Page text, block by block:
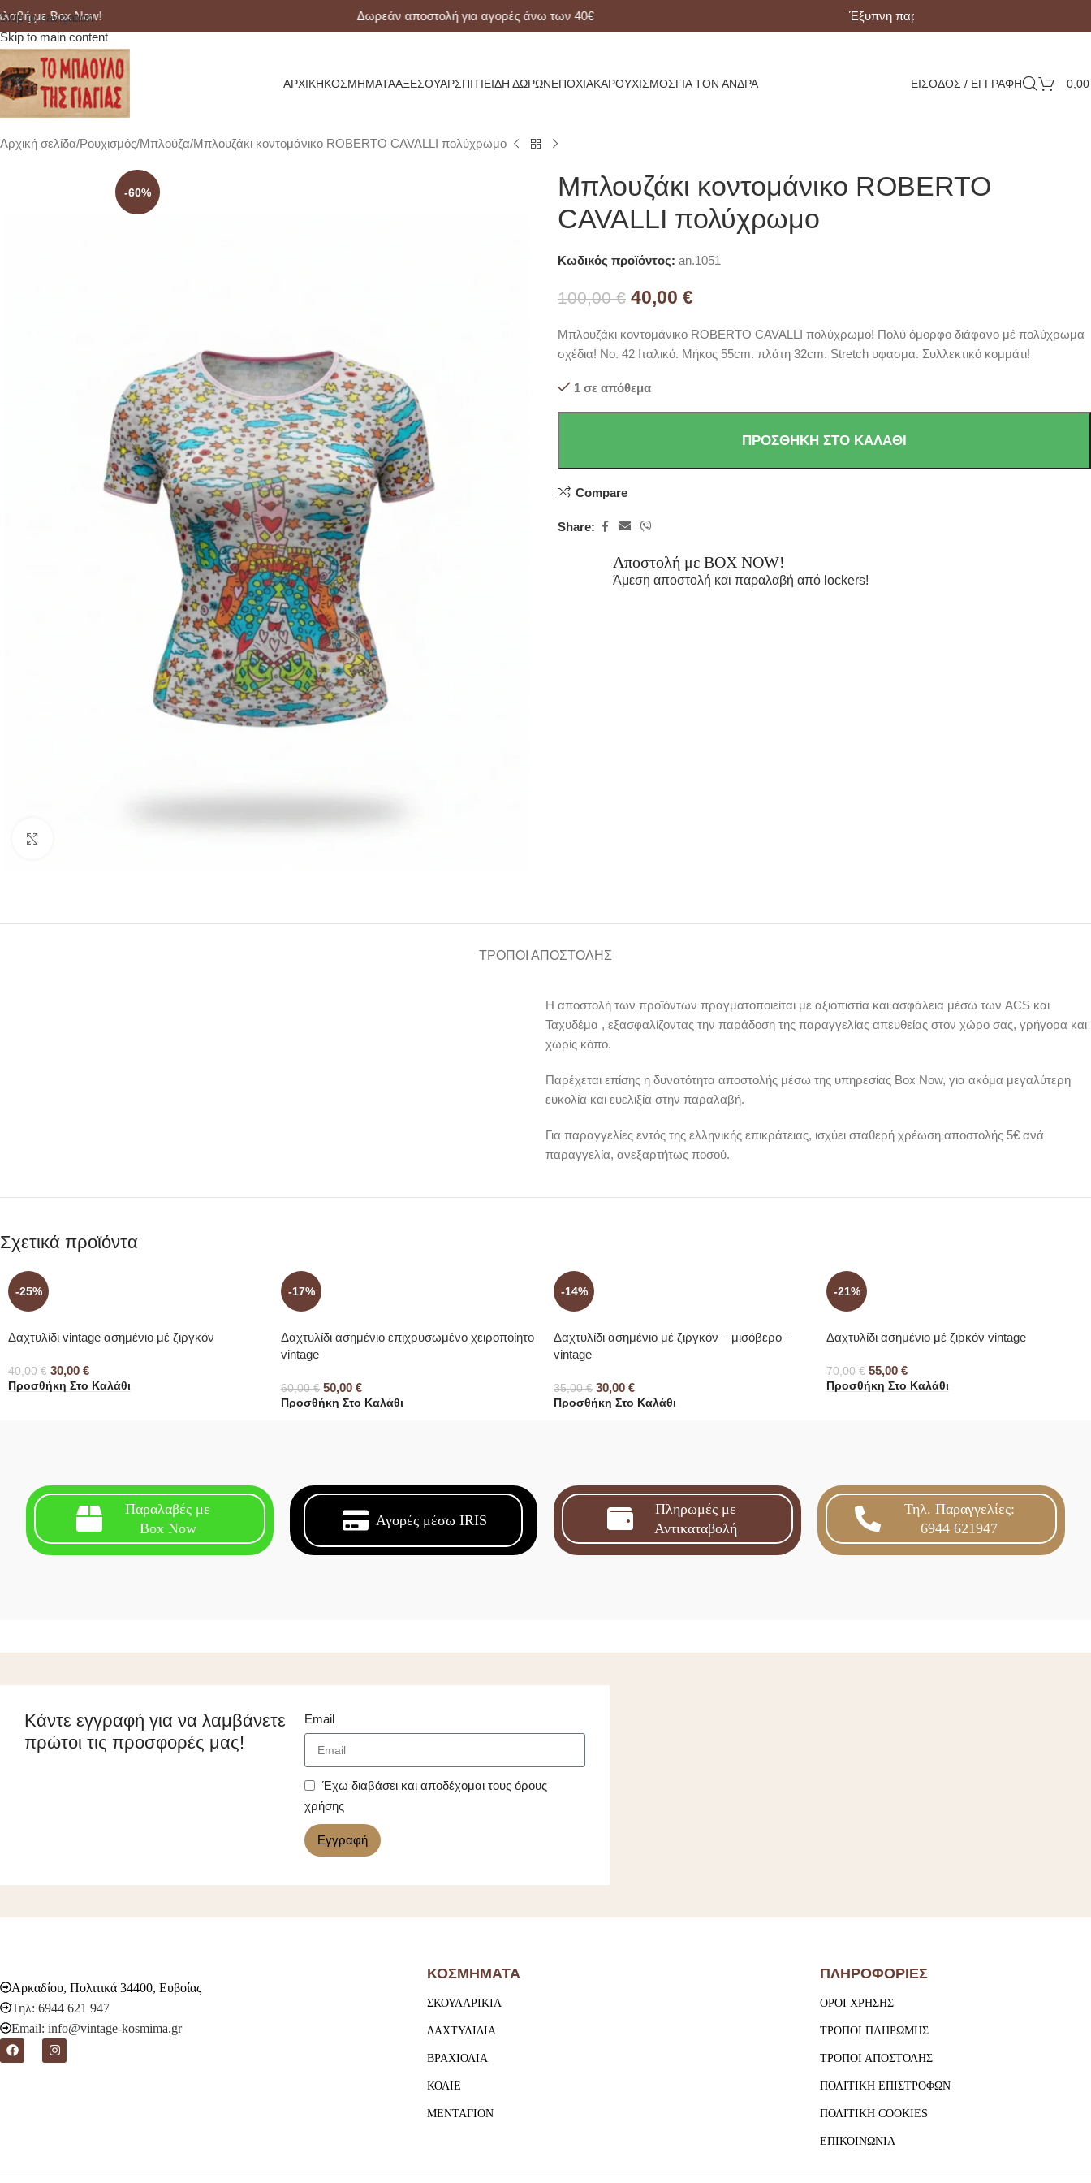
Skip to navigation
Skip to main content
με Box Now! Δωρεάν αποστολή για αγορές άνω των 40€ Έξυπνη παραλαβή με Box Now!
ΑΡΧΙΚΉΚΟΣΜΉΜΑΤΑΑΞΕΣΟΥΆΡΣΠΊΤΙΕΊΔΗ ΔΏΡΩΝΕΠΟΧΙΑΚΆΡΟΥΧΙΣΜΌΣΓΙΑ ΤΟΝ ΆΝΔΡΑ ΕΙΣΟΔΟΣ / ΕΓΓΡΑΦΗ
Αρχική σελίδα Ρουχισμός Μπλούζα Μπλουζάκι κοντομάνικο ROBERTO CAVALLI πολύχρωμο
-60%
Μπλουζάκι κοντομάνικο ROBERTO
CAVALLI πολύχρωμο
Κωδικός προϊόντος: an.1051
100,00€ 40,00 €
Μπλουζάκι κοντομάνικο ROBERTO CAVALLI πολύχρωμο! Πολύ όμορφο διάφανο μέ πολύχρωμα
σχέδια! Νο. 42 Ιταλικό. Μήκος 55cm. πλάτη 32cm. Stretch υφασμα. Συλλεκτικό κομμάτι!
1 σε απόθεμα
ΠΡΟΣΘΉΚΗ ΣΤΟ ΚΑΛΆΘΙ
Compare
Share:
Αποστολή με BOX NOW!
Άμεση αποστολή και παραλαβή από lockers!
ΤΡΌΠΟΙ ΑΠΟΣΤΟΛΉΣ
Η αποστολή των προϊόντων πραγματοποιείται με αξιοπιστία και ασφάλεια μέσω των ACS και
Ταχυδέμα , εξασφαλίζοντας την παράδοση της παραγγελίας απευθείας στον χώρο σας, γρήγορα και
χωρίς κόπο.
Παρέχεται επίσης η δυνατότητα αποστολής μέσω της υπηρεσίας Box Now, για ακόμα μεγαλύτερη
ευκολία και ευελιξία στην παραλαβή.
Για παραγγελίες εντός της ελληνικής επικράτειας, ισχύει σταθερή χρέωση αποστολής 5€ ανά
παραγγελία, ανεξαρτήτως ποσού.
Σχετικά προϊόντα
-25%
Δαχτυλίδι vintage ασημένιο μέ ζιργκόν
40,00€ 30,00 €
Προσθήκη Στο Καλάθι
-17%
Δαχτυλίδι ασημένιο επιχρυσωμένο χειροποίητο
vintage
60,00€ 50,00 €
Προσθήκη Στο Καλάθι
-14%
Δαχτυλίδι ασημένιο μέ ζιργκόν – μισόβερο –
vintage
35,00€ 30,00 €
Προσθήκη Στο Καλάθι
-21%
Δαχτυλίδι ασημένιο μέ ζιρκόν vintage
70,00€ 55,00 €
Προσθήκη Στο Καλάθι
Παραλαβές με
Box Now
Αγορές μέσω IRIS
Πληρωμές με
Αντικαταβολή
Τηλ. Παραγγελίες:
6944 621947
Κάντε εγγραφή για να λαμβάνετε
πρώτοι τις προσφορές μας!
Email
Έχω διαβάσει και αποδέχομαι τους όρους
χρήσης
Εγγραφή
Αρκαδίου, Πολιτικά 34400, Ευβοίας
Τηλ: 6944 621 947
Email: info@vintage-kosmima.gr
ΚΟΣΜΗΜΑΤΑ
ΣΚΟΥΛΑΡΙΚΙΑ
ΔΑΧΤΥΛΙΔΙΑ
ΒΡΑΧΙΟΛΙΑ
ΚΟΛΙΕ
ΜΕΝΤΑΓΙΟΝ
ΠΛΗΡΟΦΟΡΙΕΣ
ΟΡΟΙ ΧΡΗΣΗΣ
ΤΡΟΠΟΙ ΠΛΗΡΩΜΗΣ
ΤΡΟΠΟΙ ΑΠΟΣΤΟΛΗΣ
ΠΟΛΙΤΙΚΗ ΕΠΙΣΤΡΟΦΩΝ
ΠΟΛΙΤΙΚΗ COOKIES
ΕΠΙΚΟΙΝΩΝΙΑ